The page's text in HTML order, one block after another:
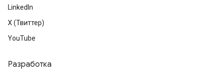
LinkedIn
X (Твиттер)
YouTube
Разработка